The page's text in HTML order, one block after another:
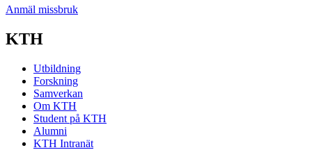
Anmäl missbruk
KTH
Utbildning
Forskning
Samverkan
Om KTH
Student på KTH
Alumni
KTH Intranät